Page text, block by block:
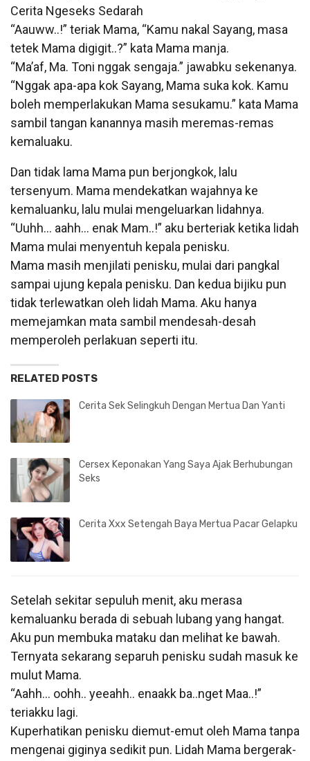
Cerita Ngeseks Sedarah
“Aauww..!” teriak Mama, “Kamu nakal Sayang, masa
tetek Mama digigit..?” kata Mama manja.
“Ma’af, Ma. Toni nggak sengaja.” jawabku sekenanya.
“Nggak apa-apa kok Sayang, Mama suka kok. Kamu
boleh memperlakukan Mama sesukamu.” kata Mama
sambil tangan kanannya masih meremas-remas
kemaluaku.
Dan tidak lama Mama pun berjongkok, lalu
tersenyum. Mama mendekatkan wajahnya ke
kemaluanku, lalu mulai mengeluarkan lidahnya.
“Uuhh… aahh… enak Mam..!” aku berteriak ketika lidah
Mama mulai menyentuh kepala penisku.
Mama masih menjilati penisku, mulai dari pangkal
sampai ujung kepala penisku. Dan kedua bijiku pun
tidak terlewatkan oleh lidah Mama. Aku hanya
memejamkan mata sambil mendesah-desah
memperoleh perlakuan seperti itu.
RELATED POSTS
Cerita Sek Selingkuh Dengan Mertua Dan Yanti
Cersex Keponakan Yang Saya Ajak Berhubungan
Seks
Cerita Xxx Setengah Baya Mertua Pacar Gelapku
Setelah sekitar sepuluh menit, aku merasa
kemaluanku berada di sebuah lubang yang hangat.
Aku pun membuka mataku dan melihat ke bawah.
Ternyata sekarang separuh penisku sudah masuk ke
mulut Mama.
“Aahh… oohh.. yeeahh.. enaakk ba..nget Maa..!”
teriakku lagi.
Kuperhatikan penisku diemut-emut oleh Mama tanpa
mengenai giginya sedikit pun. Lidah Mama bergerak-